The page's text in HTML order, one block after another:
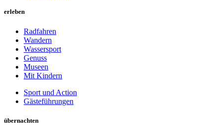
erleben
Radfahren
Wandern
Wassersport
Genuss
Museen
Mit Kindern
Sport und Action
Gästeführungen
übernachten